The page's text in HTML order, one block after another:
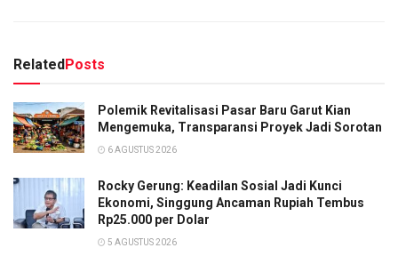
RelatedPosts
Polemik Revitalisasi Pasar Baru Garut Kian
Mengemuka, Transparansi Proyek Jadi Sorotan
6 AGUSTUS 2026
Rocky Gerung: Keadilan Sosial Jadi Kunci
Ekonomi, Singgung Ancaman Rupiah Tembus
Rp25.000 per Dolar
5 AGUSTUS 2026